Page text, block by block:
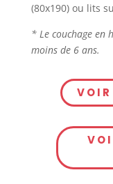
(80x190) ou lits
* Le couchage en
moins de 6 ans.